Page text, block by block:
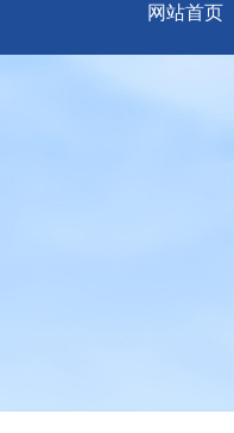
网站首页